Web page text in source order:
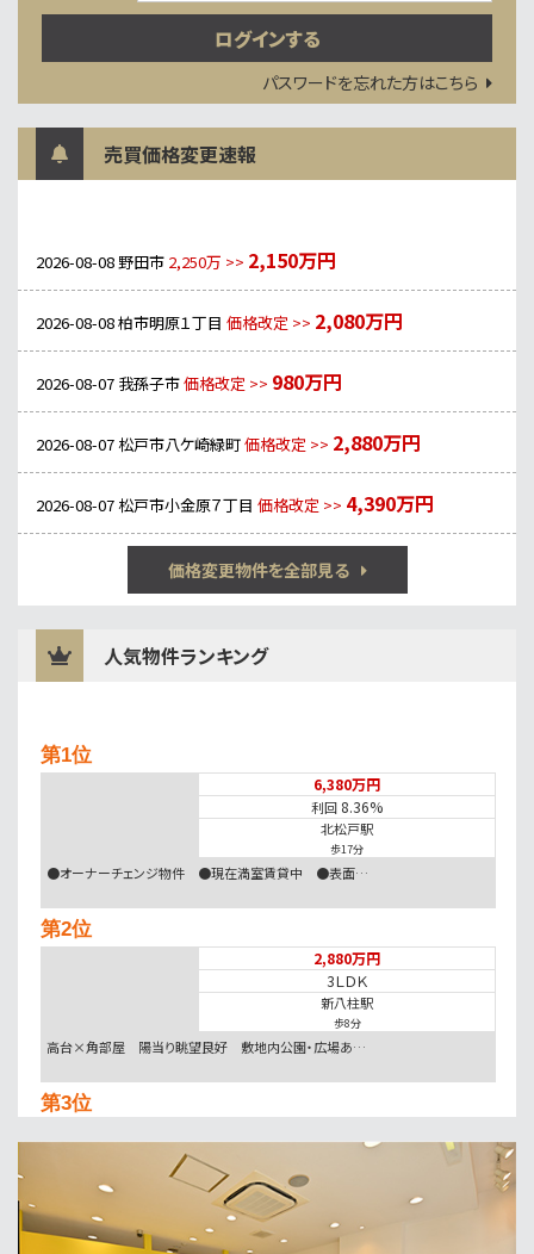
パスワードを忘れた方はこちら
売買価格変更速報
2026-08-08 野田市 2,250万 >> 2,150万円
2026-08-08柏市明原１丁目 価格改定 >> 2,080万円
2026-08-07 我孫子市価格改定 >> 980万円
2026-08-07松戸市八ケ崎緑町価格改定 >> 2,880万円
2026-08-07松戸市小金原７丁目 価格改定 >> 4,390万円
価格変更物件を全部見る
人気物件ランキング
第1位
6,380万円
利回 8.36%
北松戸駅
歩17分
●オーナーチェンジ物件 ●現在満室賃貸中 ●表面…
第2位
2,880万円
3ＬＤＫ
新八柱駅
歩8分
高台×角部屋 陽当り眺望良好 敷地内公園・広場あ…
第3位
3ＬＤＫ
通勤も通学も安心。防犯カメラと地盤20年保証で家…